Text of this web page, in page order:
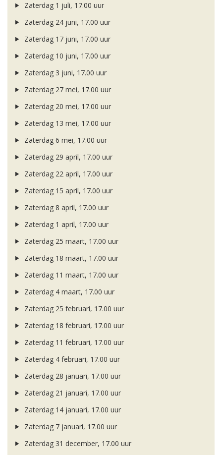
Zaterdag 1 juli, 17.00 uur
Zaterdag 24 juni, 17.00 uur
Zaterdag 17 juni, 17.00 uur
Zaterdag 10 juni, 17.00 uur
Zaterdag 3 juni, 17.00 uur
Zaterdag 27 mei, 17.00 uur
Zaterdag 20 mei, 17.00 uur
Zaterdag 13 mei, 17.00 uur
Zaterdag 6 mei, 17.00 uur
Zaterdag 29 april, 17.00 uur
Zaterdag 22 april, 17.00 uur
Zaterdag 15 april, 17.00 uur
Zaterdag 8 april, 17.00 uur
Zaterdag 1 april, 17.00 uur
Zaterdag 25 maart, 17.00 uur
Zaterdag 18 maart, 17.00 uur
Zaterdag 11 maart, 17.00 uur
Zaterdag 4 maart, 17.00 uur
Zaterdag 25 februari, 17.00 uur
Zaterdag 18 februari, 17.00 uur
Zaterdag 11 februari, 17.00 uur
Zaterdag 4 februari, 17.00 uur
Zaterdag 28 januari, 17.00 uur
Zaterdag 21 januari, 17.00 uur
Zaterdag 14 januari, 17.00 uur
Zaterdag 7 januari, 17.00 uur
Zaterdag 31 december, 17.00 uur